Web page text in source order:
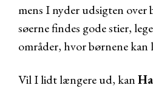
mens I nyder udsigten
søerne findes gode stier,
områder, hvor børnene kan
Vil I lidt længere ud, kan